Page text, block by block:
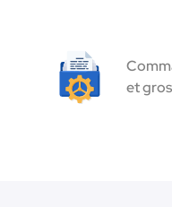
et